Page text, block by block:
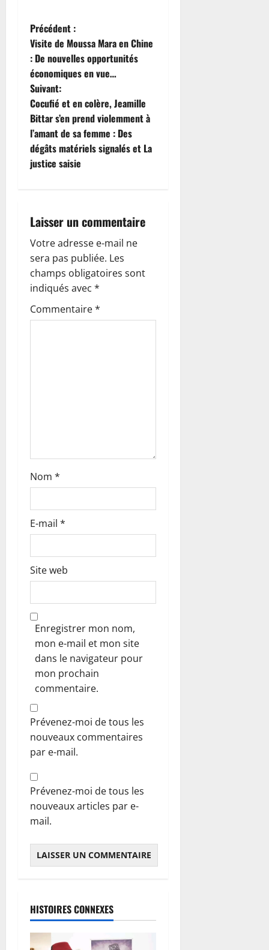
N
a
v
i
g
a
i
o
n
d
’
l
e
Précédent :
Visite de Moussa Mara en Chine
: De nouvelles opportunités
économiques en vue…
Suivant:
Cocufié et en colère, Jeamille
Bittar s’en prend violemment à
l’amant de sa femme : Des
dégâts matériels signalés et La
justice saisie
Laisser un commentaire
Votre adresse e-mail ne
sera pas publiée. Les
champs obligatoires sont
indiqués avec *
Commentaire*
Nom *
E-mail *
Site web
Enregistrer mon nom,
mon e-mail et mon site
dans le navigateur pour
mon prochain
commentaire.
Prévenez-moi de tous les
nouveaux commentaires
par e-mail.
Prévenez-moi de tous les
nouveaux articles par e-
mail.
HISTOIRES CONNEXES